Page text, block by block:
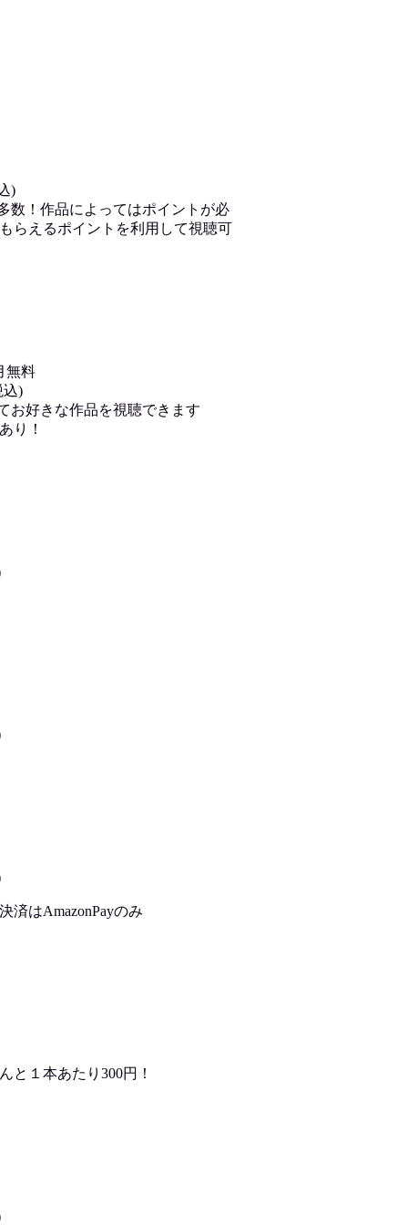
)
！作品によってはポイントが必
らえるポイントを利用して視聴可
無料
込)
お好きな作品を視聴できます
り！
済はAmazonPayのみ
と１本あたり300円！